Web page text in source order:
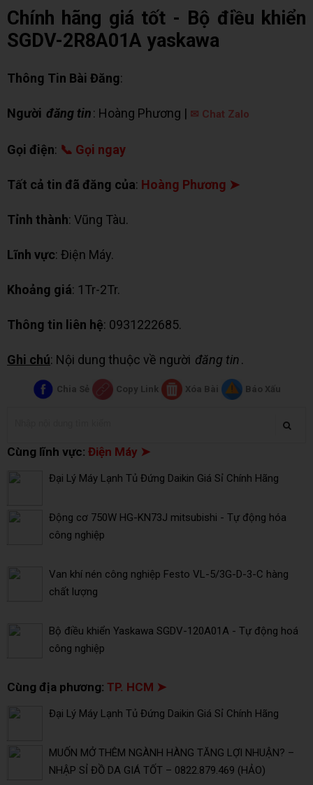
Chính hãng giá tốt - Bộ điều khiển
SGDV-2R8A01A yaskawa
Thông Tin Bài Đăng:
Người đăng tin: Hoàng Phương | ✉ Chat Zalo
Gọi điện: 📞 Gọi ngay
Tất cả tin đã đăng của: Hoàng Phương ➤
Tỉnh thành: Vũng Tàu.
Lĩnh vực: Điện Máy.
Khoảng giá: 1Tr-2Tr.
Thông tin liên hệ: 0931222685.
Ghi chú: Nội dung thuộc về người đăng tin.
Chia Sẻ Copy Link Xóa Bài Báo Xấu
Cùng lĩnh vực: Điện Máy ➤
Đại Lý Máy Lạnh Tủ Đứng Daikin Giá Sỉ Chính Hãng
Động cơ 750W HG-KN73J mitsubishi - Tự động hóa
công nghiệp
Van khí nén công nghiệp Festo VL-5/3G-D-3-C hàng
chất lượng
Bộ điều khiển Yaskawa SGDV-120A01A - Tự động hoá
công nghiệp
Cùng địa phương: TP. HCM ➤
Đại Lý Máy Lạnh Tủ Đứng Daikin Giá Sỉ Chính Hãng
MUỐN MỞ THÊM NGÀNH HÀNG TĂNG LỢI NHUẬN? –
NHẬP SỈ ĐỒ DA GIÁ TỐT – 0822.879.469 (HẢO)